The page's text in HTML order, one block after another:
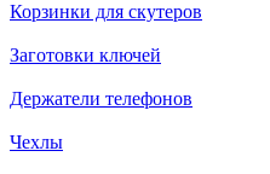
Корзинки для скутеров
Заготовки ключей
Держатели телефонов
Чехлы